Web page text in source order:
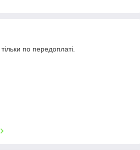
по передоплаті.